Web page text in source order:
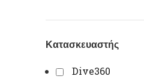
Κατασκευαστής
Dive360